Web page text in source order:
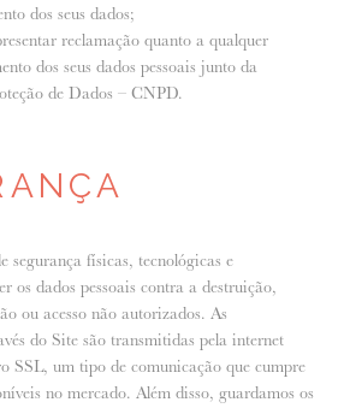
dos seus dados;
reclamação quanto a qualquer
dos seus dados pessoais junto da
de Dados – CNPD.
segurança físicas, tecnológicas e
os dados pessoais contra a destruição,
ou acesso não autorizados. As
do Site são transmitidas pela internet
SSL, um tipo de comunicação que cumpre
no mercado. Além disso, guardamos os